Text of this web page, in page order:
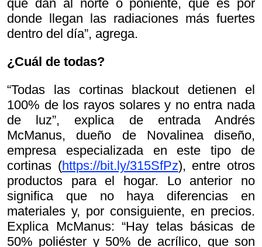
que dan al norte o poniente, que es por
donde llegan las radiaciones más fuertes
dentro del día”, agrega.
¿Cuál de todas?
“Todas las cortinas blackout detienen el
100% de los rayos solares y no entra nada
de luz”, explica de entrada Andrés
McManus, dueño de Novalinea diseño,
empresa especializada en este tipo de
cortinas (https://bit.ly/315SfPz), entre otros
productos para el hogar. Lo anterior no
significa que no haya diferencias en
materiales y, por consiguiente, en precios.
Explica McManus: “Hay telas básicas de
50% poliéster y 50% de acrílico, que son